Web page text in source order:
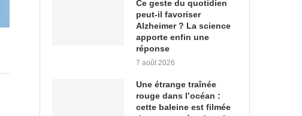
Ce geste du quotidien
peut-il favoriser
Alzheimer ? La science
apporte enfin une
réponse
7 août 2026
Une étrange traînée
rouge dans l’océan :
cette baleine est filmée